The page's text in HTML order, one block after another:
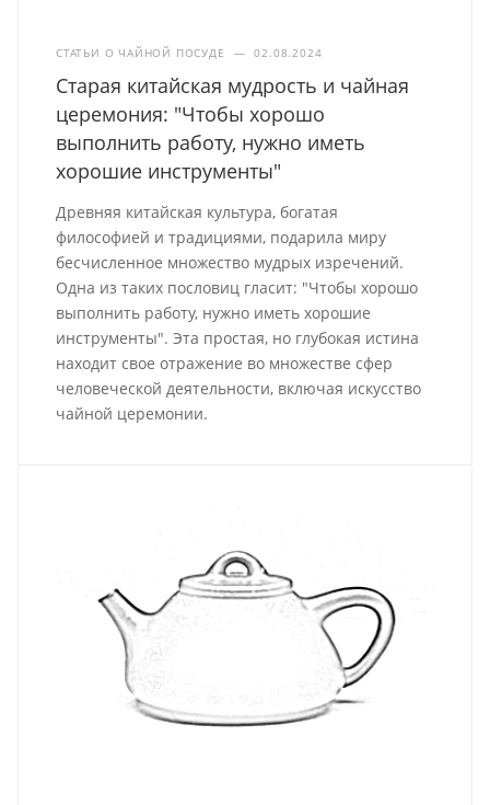
СТАТЬИ О ЧАЙНОЙ ПОСУДЕ — 02.08.2024
Старая китайская мудрость и чайная
церемония: "Чтобы хорошо
выполнить работу, нужно иметь
хорошие инструменты"
Древняя китайская культура, богатая
философией и традициями, подарила миру
бесчисленное множество мудрых изречений.
Одна из таких пословиц гласит: "Чтобы хорошо
выполнить работу, нужно иметь хорошие
инструменты". Эта простая, но глубокая истина
находит свое отражение во множестве сфер
человеческой деятельности, включая искусство
чайной церемонии.